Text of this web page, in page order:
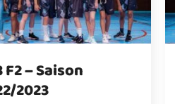
F2 – Saison
2023